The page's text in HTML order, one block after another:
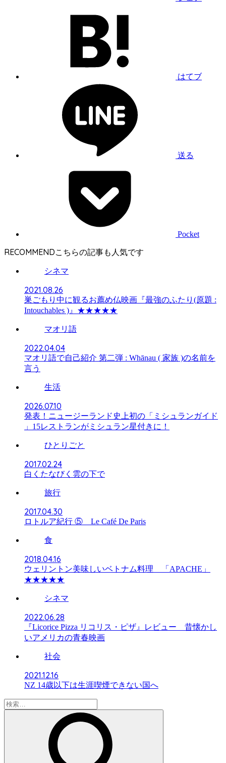
はてブ
送る
Pocket
RECOMMEND
シネマ
2021.08.26
巣ごもり中に観るお薦め仏映画『最強のふたり(原題 :
Intouchables )』★★★★★
マオリ語
2022.04.04
マオリ語で自己紹介 第二弾 : Whānau ( 家族 )の名前を
言う
生活
2026.07.10
発表！ニュージーランド史上初の「ミシュランガイド
」15レストランがミシュラン星付きに！
ひとりごと
2017.02.24
白くたなびく雲の下で
旅行
2017.04.30
ロトルア紀行 ⑤ Le Café De Paris
食
2018.04.16
ウェリントン美味しいベトナム料理 「APACHE」
★★★★★
シネマ
2022.06.28
『Licorice Pizza リコリス・ピザ』レビュー 昔懐かし
いアメリカの青春映画
社会
2021.12.16
NZ 14歳以下は生涯喫煙できない国へ
検
索: